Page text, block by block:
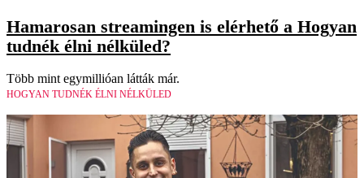
Hamarosan streamingen is elérhető a Hogyan
tudnék élni nélküled?
Több mint egymillióan látták már.
HOGYAN TUDNÉK ÉLNI NÉLKÜLED